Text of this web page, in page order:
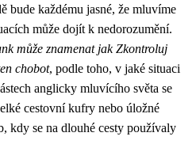
bude každému jasné, že mluvíme
může dojít k nedorozumění.
může znamenat jak Zkontroluj
chobot, podle toho, v jaké situaci
anglicky mluvícího světa se
cestovní kufry nebo úložné
kdy se na dlouhé cesty používaly